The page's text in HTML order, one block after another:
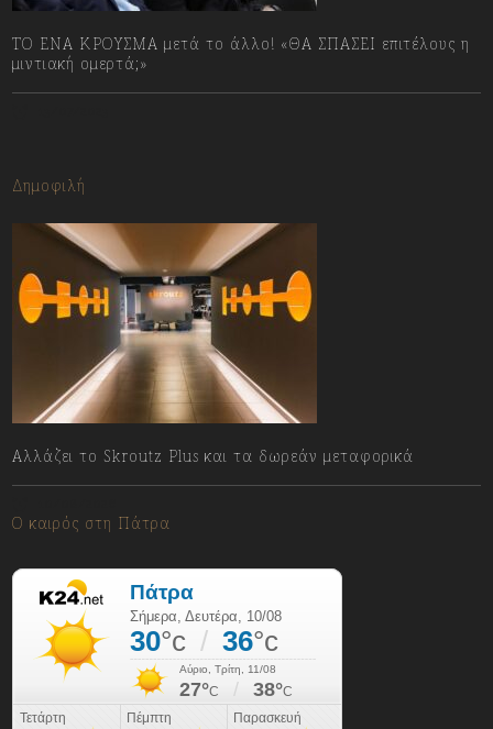
ΤΟ ΕΝΑ ΚΡΟΥΣΜΑ μετά το άλλο! «ΘΑ ΣΠΑΣΕΙ επιτέλους η
μιντιακή ομερτά;»
Δημοφιλή
Αλλάζει το Skroutz Plus και τα δωρεάν μεταφορικά
Ο καιρός στη Πάτρα